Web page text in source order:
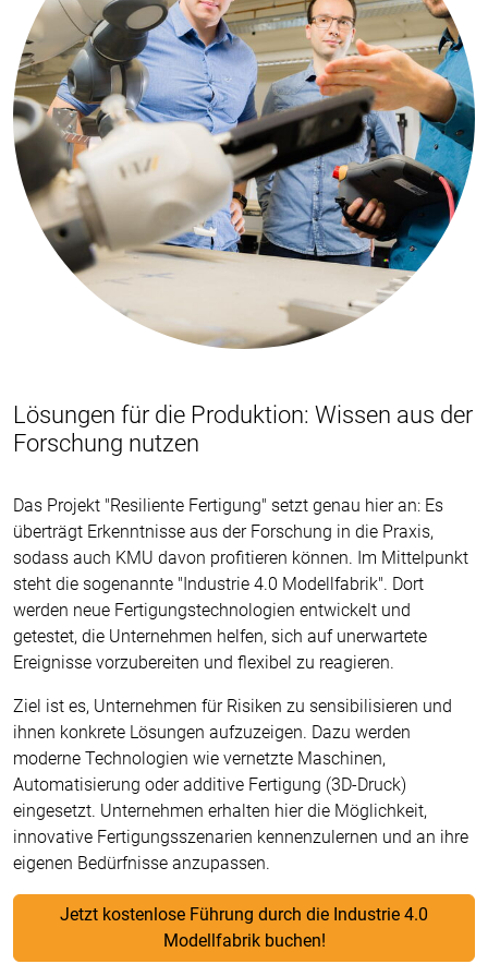
Lösungen für die Produktion: Wissen aus der
Forschung nutzen
Das Projekt "Resiliente Fertigung" setzt genau hier an: Es
überträgt Erkenntnisse aus der Forschung in die Praxis,
sodass auch KMU davon profitieren können. Im Mittelpunkt
steht die sogenannte "Industrie 4.0 Modellfabrik". Dort
werden neue Fertigungstechnologien entwickelt und
getestet, die Unternehmen helfen, sich auf unerwartete
Ereignisse vorzubereiten und flexibel zu reagieren.
Ziel ist es, Unternehmen für Risiken zu sensibilisieren und
ihnen konkrete Lösungen aufzuzeigen. Dazu werden
moderne Technologien wie vernetzte Maschinen,
Automatisierung oder additive Fertigung (3D-Druck)
eingesetzt. Unternehmen erhalten hier die Möglichkeit,
innovative Fertigungsszenarien kennenzulernen und an ihre
eigenen Bedürfnisse anzupassen.
Jetzt kostenlose Führung durch die Industrie 4.0
Modellfabrik buchen!